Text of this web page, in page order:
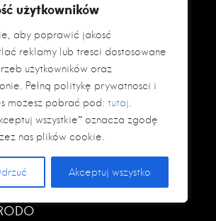
użytkowników
aby poprawić jakość
reklamy lub treści dostosowane
użytkowników oraz
Pełną politykę prywatności i
możesz pobrać pod: tutaj.
wszystkie” oznacza zgodę
nas plików cookie.
Akceptuj wszystko